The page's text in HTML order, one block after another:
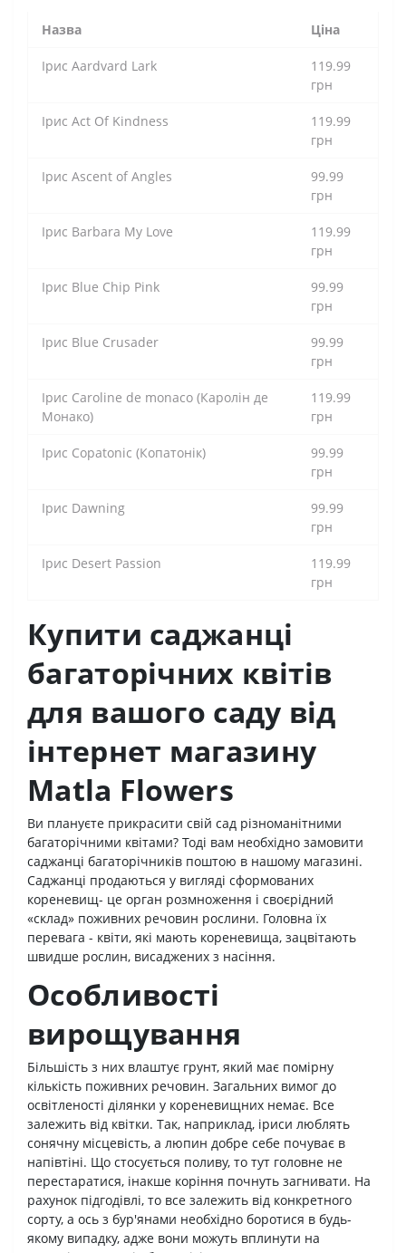
Назва Ціна
Ірис Aardvard Lark
119.99
грн
Ірис Act Of Kindness
119.99
грн
Ірис Ascent of Angles
99.99
грн
Ірис Barbara My Love
119.99
грн
Ірис Blue Chip Pink
99.99
грн
Ірис Blue Crusader
99.99
грн
Ірис Caroline de monaco (Каролін де
Монако)
119.99
грн
Ірис Copatonic (Копатонік)
99.99
грн
Ірис Dawning
99.99
грн
Ірис Desert Passion
119.99
грн
Купити саджанці
багаторічних квітів
для вашого саду від
інтернет магазину
Matla Flowers
Ви плануєте прикрасити свій сад різноманітними
багаторічними квітами? Тоді вам необхідно замовити
саджанці багаторічників поштою в нашому магазині.
Саджанці продаються у вигляді сформованих
кореневищ- це орган розмноження і своєрідний
«склад» поживних речовин рослини. Головна їх
перевага - квіти, які мають кореневища, зацвітають
швидше рослин, висаджених з насіння.
Особливості
вирощування
Більшість з них влаштує грунт, який має помірну
кількість поживних речовин. Загальних вимог до
освітленості ділянки у кореневищних немає. Все
залежить від квітки. Так, наприклад, іриси люблять
сонячну місцевість, а люпин добре себе почуває в
напівтіні. Що стосується поливу, то тут головне не
перестаратися, інакше коріння почнуть загнивати. На
рахунок підгодівлі, то все залежить від конкретного
сорту, а ось з бур'янами необхідно боротися в будь-
якому випадку, адже вони можуть вплинути на